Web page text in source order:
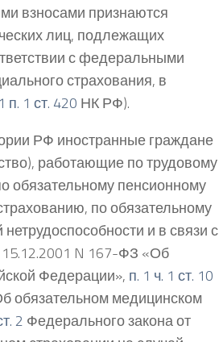
взносами признаются
лиц, подлежащих
с федеральными
страхования, в
п. 1 ст. 420 НК РФ).
РФ иностранные граждане
работающие по трудовому
обязательному пенсионному
по обязательному
и в связи с
N 167-ФЗ «Об
Федерации», п. 1 ч. 1 ст. 10
обязательном медицинском
2 Федерального закона от